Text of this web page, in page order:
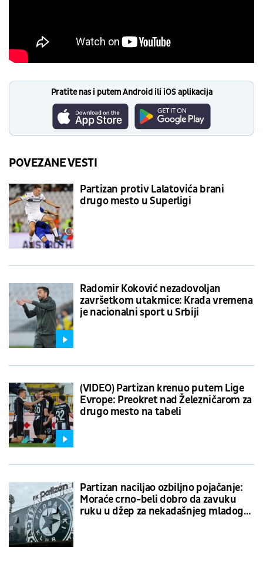
Pratite nas i putem Android ili iOS aplikacija
POVEZANE VESTI
Partizan protiv Lalatovića brani
drugo mesto u Superligi
Radomir Koković nezadovoljan
završetkom utakmice: Krađa vremena
je nacionalni sport u Srbiji
(VIDEO) Partizan krenuo putem Lige
Evrope: Preokret nad Železničarom za
drugo mesto na tabeli
Partizan naciljao ozbiljno pojačanje:
Moraće crno-beli dobro da zavuku
ruku u džep za nekadašnjeg mladog